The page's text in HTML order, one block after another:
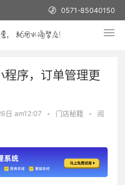
0571-85040150
程序，订单管理更
日 am12:07 • 门店秘籍 •
阅